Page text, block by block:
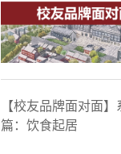
【校友品牌面对面
篇：饮食起居